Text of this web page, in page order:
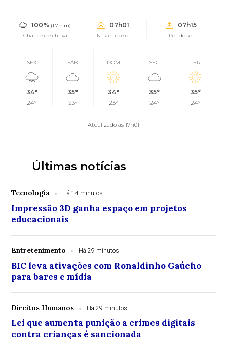
100% (1.7mm)
Chance de chuva
07h01
Nascer do sol
07h15
Pôr do sol
SEX
34°
24°
SÁB
35°
23°
DOM
34°
23°
SEG
35°
24°
TER
35°
24°
Atualizado às 17h01
Últimas notícias
Tecnologia Há 14 minutos
Impressão 3D ganha espaço em projetos
educacionais
Entretenimento Há 29 minutos
BIC leva ativações com Ronaldinho Gaúcho
para bares e mídia
Direitos Humanos Há 29 minutos
Lei que aumenta punição a crimes digitais
contra crianças é sancionada